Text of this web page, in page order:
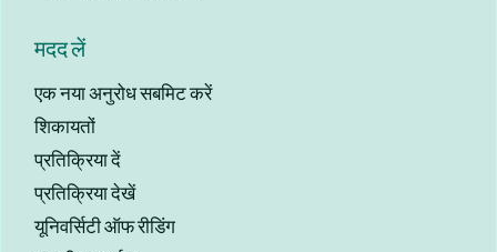
मदद लें
एक नया अनुरोध सबमिट करें
शिकायतों
प्रतिक्रिया दें
प्रतिक्रिया देखें
यूनिवर्सिटी ऑफ रीडिंग